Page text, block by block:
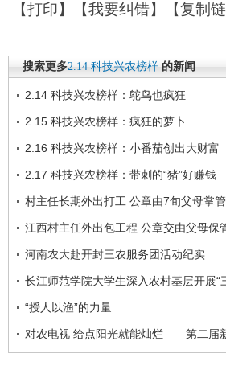
【打印】【我要纠错】【复制
搜索更多2.14 科技兴农榜样 的新闻
2.14 科技兴农榜样：鸵鸟也疯狂
2.15 科技兴农榜样：疯狂的萝卜
2.16 科技兴农榜样：小番茄创出大财富
2.17 科技兴农榜样：带刺的“猪”好赚钱
村主任长期外出打工 公章由7旬父母掌管
江西村主任外出包工程 公章交由父母保
河南农大赴开封三农服务团活动纪实
长江师范学院大学生深入农村基层开展“
“授人以渔”的力量
对农电视 给点阳光就能灿烂——第二届